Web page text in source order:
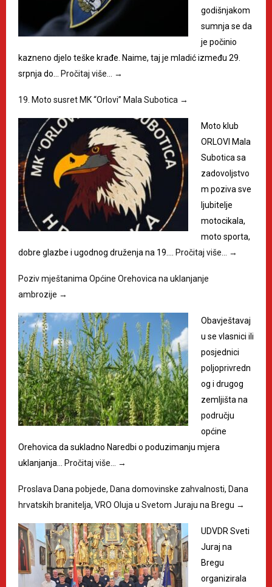
godišnjakom
sumnja se da
je počinio
kazneno djelo teške krađe. Naime, taj je mladić između 29.
srpnja do…
Pročitaj više… →
19. Moto susret MK “Orlovi” Mala Subotica →
Moto klub
ORLOVI Mala
Subotica sa
zadovoljstvo
m poziva sve
ljubitelje
motocikala,
moto sporta,
dobre glazbe i ugodnog druženja na 19.…
Pročitaj više… →
Poziv mještanima Općine Orehovica na uklanjanje
ambrozije →
Obavještavaj
u se vlasnici ili
posjednici
poljoprivredn
og i drugog
zemljišta na
području
općine
Orehovica da sukladno Naredbi o poduzimanju mjera
uklanjanja…
Pročitaj više… →
Proslava Dana pobjede, Dana domovinske zahvalnosti, Dana
hrvatskih branitelja, VRO Oluja u Svetom Juraju na Bregu →
UDVDR Sveti
Juraj na
Bregu
organizirala